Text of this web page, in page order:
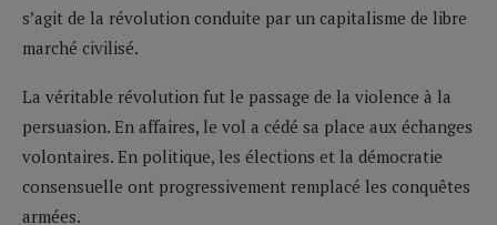
s’agit de la révolution conduite par un capitalisme de libre
marché civilisé.
La véritable révolution fut le passage de la violence à la
persuasion. En affaires, le vol a cédé sa place aux échanges
volontaires. En politique, les élections et la démocratie
consensuelle ont progressivement remplacé les conquêtes
armées.